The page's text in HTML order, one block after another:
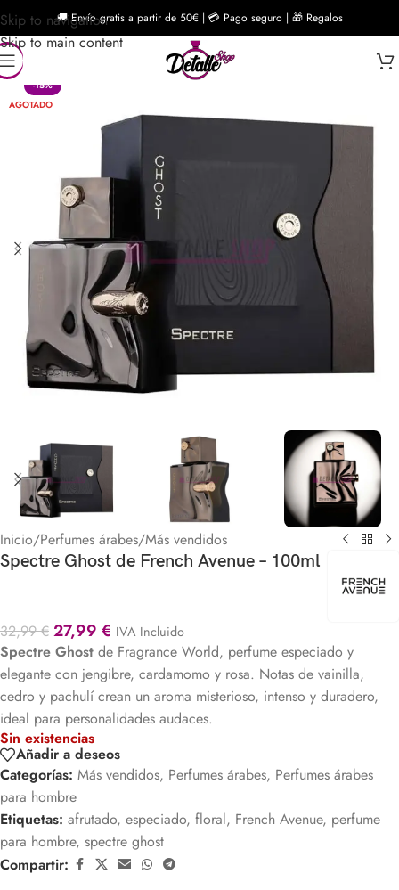
Skip to navigation
Skip to main content
🚚 Envío gratis a partir de 50€ | 💳 Pago seguro | 🎁 Regalos
-15%
AGOTADO
Inicio/Perfumes árabes/Más vendidos
Spectre Ghost de French Avenue – 100ml
32,99€ 27,99 € IVA Incluido
Spectre Ghost de Fragrance World, perfume especiado y
elegante con jengibre, cardamomo y rosa. Notas de vainilla,
cedro y pachulí crean un aroma misterioso, intenso y duradero,
ideal para personalidades audaces.
Sin existencias
Añadir a deseos
Categorías: Más vendidos, Perfumes árabes, Perfumes árabes
para hombre
Etiquetas: afrutado, especiado, floral, French Avenue, perfume
para hombre, spectre ghost
Compartir: